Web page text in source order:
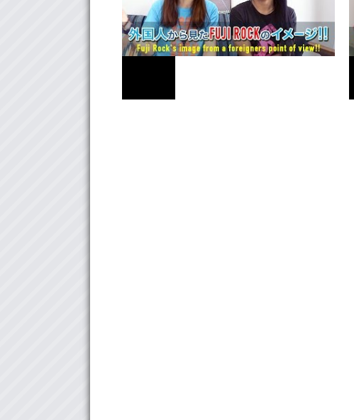
Junko の邦楽ロック教室！ HOMMヨ